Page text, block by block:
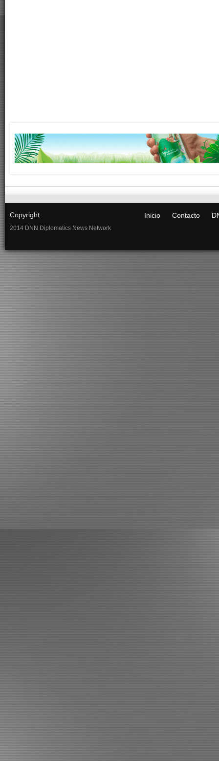
Copyright
2014 DNN Diplomatics News Network
Inicio Contacto